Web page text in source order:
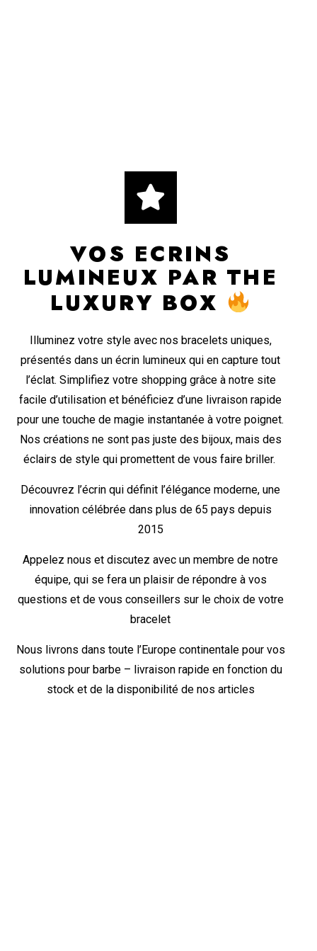
VOS ECRINS
LUMINEUX PAR THE
LUXURY BOX
Illuminez votre style avec nos bracelets uniques,
présentés dans un écrin lumineux qui en capture tout
l’éclat. Simplifiez votre shopping grâce à notre site
facile d’utilisation et bénéficiez d’une livraison rapide
pour une touche de magie instantanée à votre poignet.
Nos créations ne sont pas juste des bijoux, mais des
éclairs de style qui promettent de vous faire briller.
Découvrez l’écrin qui définit l’élégance moderne, une
innovation célébrée dans plus de 65 pays depuis
2015
Appelez nous et discutez avec un membre de notre
équipe, qui se fera un plaisir de répondre à vos
questions et de vous conseillers sur le choix de votre
bracelet
Nous livrons dans toute l’Europe continentale pour vos
solutions pour barbe – livraison rapide en fonction du
stock et de la disponibilité de nos articles